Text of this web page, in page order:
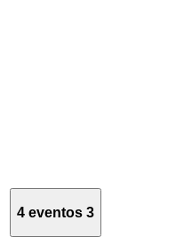
4 eventos 3